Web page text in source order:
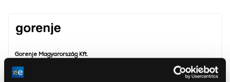
Gorenje Magyarország Kft.
info@gorenje.hu
2045, Törökbálint, Dulácska 1/B